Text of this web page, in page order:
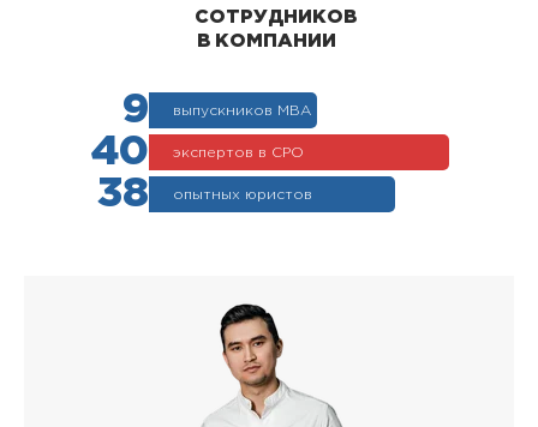
СОТРУДНИКОВ
В КОМПАНИИ
9 выпускников МВА
40 экспертов в СРО
38 опытных юристов